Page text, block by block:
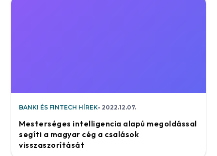
BANKI ÉS FINTECH HÍREK 2022.12.07.
Mesterséges intelligencia alapú megoldással
segíti a magyar cég a csalások
visszaszorítását